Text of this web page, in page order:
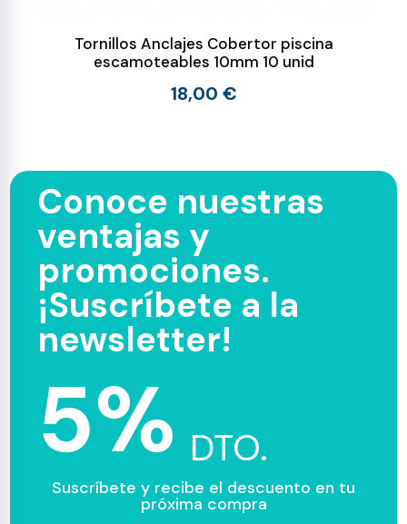
Tornillos Anclajes Cobertor piscina
escamoteables 10mm 10 unid
18,00 €
Conoce nuestras
ventajas y
promociones.
¡Suscríbete a la
newsletter!
5% DTO.
Suscríbete y recibe el descuento en tu
próxima compra